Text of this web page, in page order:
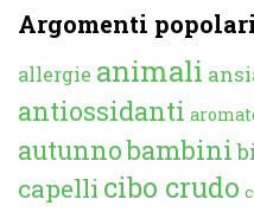
Argomenti
allergie animali
antiossidanti
autunnobambini
capelli cibo crudo